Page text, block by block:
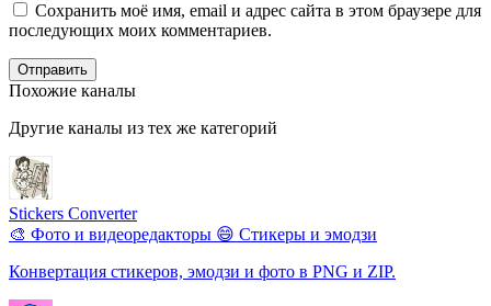
Сохранить моё имя, email и адрес сайта в этом браузере для
последующих моих комментариев.
Отправить
Похожие каналы
Другие каналы из тех же категорий
Stickers Converter
🎨 Фото и видеоредакторы 😄 Стикеры и эмодзи
Конвертация стикеров, эмодзи и фото в PNG и ZIP.